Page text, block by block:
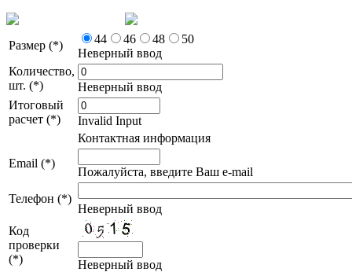
Размер (*) 44 46 48
50
Неверный ввод
Количество,
шт. (*)
Неверный ввод
Итоговый
расчет (*)
Invalid Input
Контактная информация
Email (*)
Пожалуйста, введите Ваш e-mail
Телефон (*)
Неверный ввод
Код
проверки
(*)
Неверный ввод